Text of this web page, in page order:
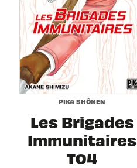
PIKA SHÔNEN
Les Brigades
Immunitaires
T04